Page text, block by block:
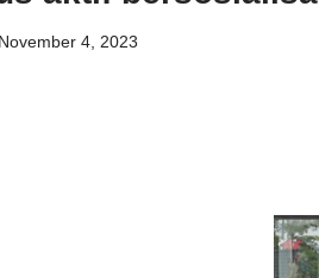
November 4, 2023